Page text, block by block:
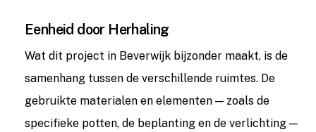
Eenheid door Herhaling
Wat dit project in Beverwijk bijzonder maakt, is de
samenhang tussen de verschillende ruimtes. De
gebruikte materialen en elementen — zoals de
specifieke potten, de beplanting en de verlichting —